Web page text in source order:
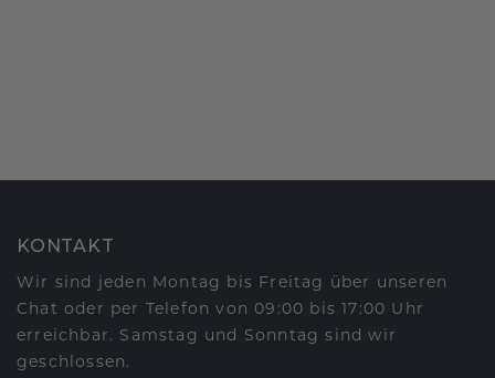
KONTAKT
Wir sind jeden Montag bis Freitag über unseren
Chat oder per Telefon von 09:00 bis 17:00 Uhr
erreichbar. Samstag und Sonntag sind wir
geschlossen.